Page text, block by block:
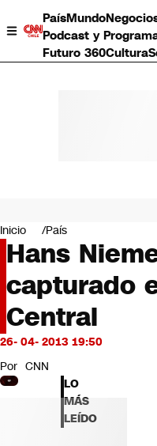
PaísMundo
Podcast y
Futuro 360Cultura
Negocios
Deportes
Programas completos
Cultura
Servicios
Bits
CNN tiempo
Futuro 360
Opinión
Inicio País
Hans
capturado
Central
26- 04- 2013 19:50
Por CNN
LO
MÁS
LEÍDO